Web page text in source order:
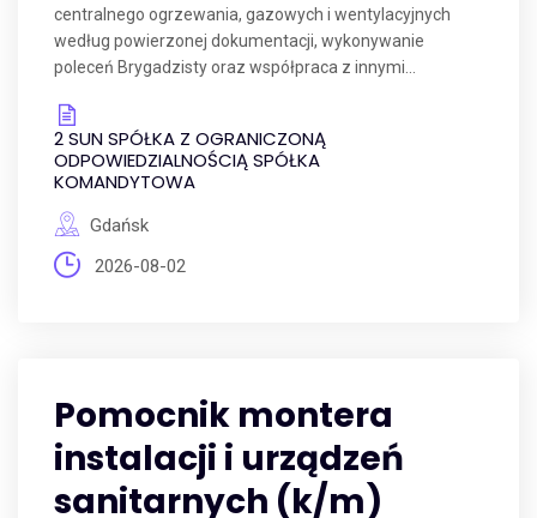
centralnego ogrzewania, gazowych i wentylacyjnych
według powierzonej dokumentacji, wykonywanie
poleceń Brygadzisty oraz współpraca z innymi...
2 SUN SPÓŁKA Z OGRANICZONĄ
ODPOWIEDZIALNOŚCIĄ SPÓŁKA
KOMANDYTOWA
Gdańsk
2026-08-02
Pomocnik montera
instalacji i urządzeń
sanitarnych (k/m)